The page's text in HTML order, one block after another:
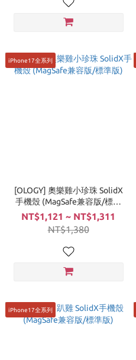
iPhone17全系列
[OLOGY] 奧樂雞小珍珠 SolidX
手機殼 (MagSafe兼容版/標準
NT$1,121 ~ NT$1,311
NT$1,380
iPhone17全系列